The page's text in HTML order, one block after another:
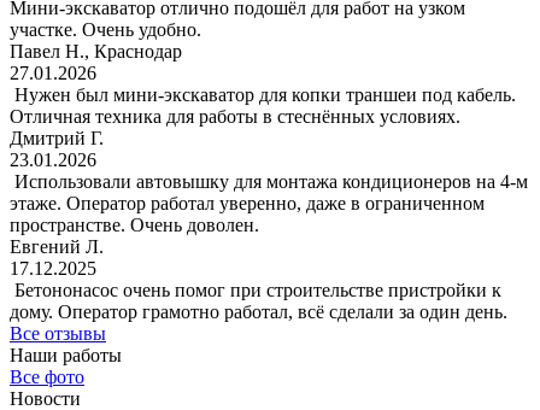
Мини-экскаватор отлично подошёл для работ на узком
участке. Очень удобно.
Павел Н., Краснодар
27.01.2026
Нужен был мини-экскаватор для копки траншеи под кабель.
Отличная техника для работы в стеснённых условиях.
Дмитрий Г.
23.01.2026
Использовали автовышку для монтажа кондиционеров на 4-м
этаже. Оператор работал уверенно, даже в ограниченном
пространстве. Очень доволен.
Евгений Л.
17.12.2025
Бетононасос очень помог при строительстве пристройки к
дому. Оператор грамотно работал, всё сделали за один день.
Все отзывы
Наши работы
Все фото
Новости